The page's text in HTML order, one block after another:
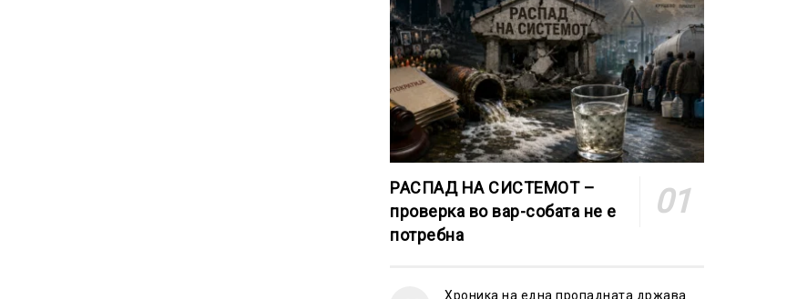
РАСПАД НА СИСТЕМОТ –
проверка во вар-собата не е
потребна
Хроника на една пропадната држава